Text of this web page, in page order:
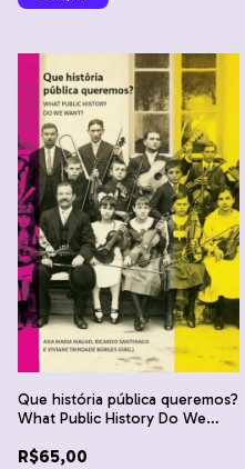
Que história pública queremos?
What Public History Do We
R$65,00